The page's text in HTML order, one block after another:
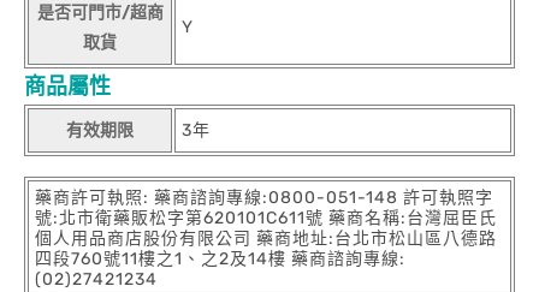
是否可門市/超商
取貨
Y
商品屬性
有效期限 3年
藥商許可執照: 藥商諮詢專線:0800-051-148 許可執照字
號:北市衛藥販松字第620101C611號 藥商名稱:台灣屈臣氏
個人用品商店股份有限公司 藥商地址:台北市松山區八德路
四段760號11樓之1、之2及14樓 藥商諮詢專線:
(02)27421234